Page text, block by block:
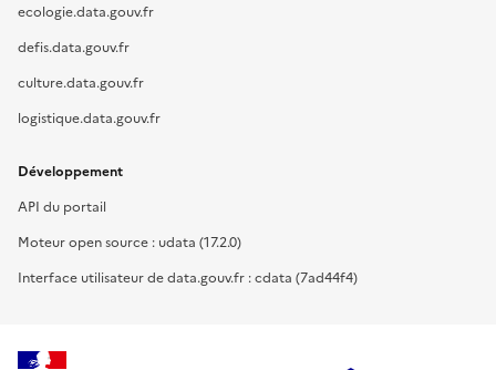
ecologie.data.gouv.fr
defis.data.gouv.fr
culture.data.gouv.fr
logistique.data.gouv.fr
Développement
API du portail
Moteur open source : udata (17.2.0)
Interface utilisateur de data.gouv.fr : cdata (7ad44f4)